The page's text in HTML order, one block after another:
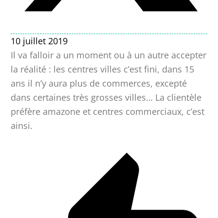
10 juillet 2019
Il va falloir a un moment ou à un autre accepter
la réalité : les centres villes c’est fini, dans 15
ans il n’y aura plus de commerces, excepté
dans certaines très grosses villes… La clientèle
préfère amazone et centres commerciaux, c’est
ainsi.